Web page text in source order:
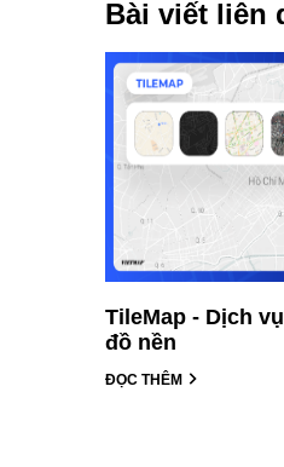
Bài viết liên
TileMap - Dịch
đồ nền
ĐỌC THÊM